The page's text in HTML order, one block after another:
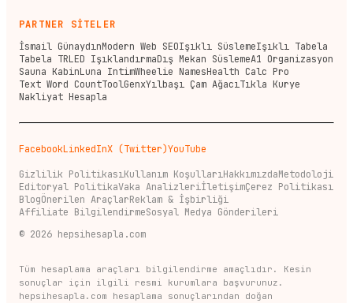
PARTNER SİTELER
İsmail GünaydınModern Web SEOIşıklı SüslemeIşıklı Tabela
Tabela TRLED IşıklandırmaDış Mekan SüslemeA1 Organizasyon
Sauna KabinLuna IntimWheelie NamesHealth Calc Pro
Text Word CountToolGenxYılbaşı Çam AğacıTıkla Kurye
Nakliyat Hesapla
FacebookLinkedInX (Twitter)YouTube
Gizlilik PolitikasıKullanım KoşullarıHakkımızdaMetodoloji
Editoryal PolitikaVaka AnalizleriİletişimÇerez Politikası
BlogÖnerilen AraçlarReklam & İşbirliği
Affiliate BilgilendirmeSosyal Medya Gönderileri
© 2026 hepsihesapla.com
Tüm hesaplama araçları bilgilendirme amaçlıdır. Kesin
sonuçlar için ilgili resmi kurumlara başvurunuz.
hepsihesapla.com hesaplama sonuçlarından doğan